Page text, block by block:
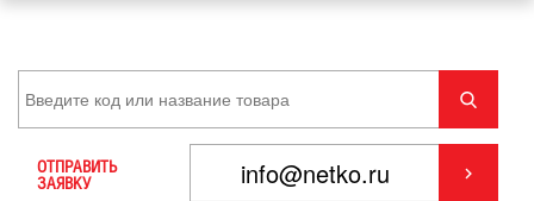
ОТПРАВИТЬ
ЗАЯВКУ